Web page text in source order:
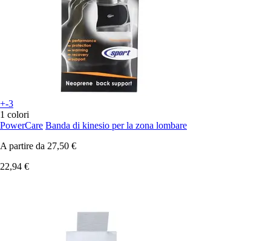
+-3
1 colori
PowerCare Banda di kinesio per la zona lombare
A partire da 27,50 €
22,94 €